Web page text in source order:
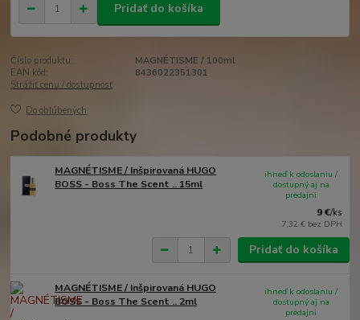
Pridať do košíka
Číslo produktu:
MAGNÉTISME / 100ml
EAN kód:
8436022351301
Strážiť cenu / dostupnosť
Do obľúbených
Podobné produkty
MAGNÉTISME / Inšpirovaná HUGO
BOSS - Boss The Scent .. 15ml
9 €/ks
7,32 € bez DPH
ihneď k odoslaniu /
dostupný aj na
predajni
Pridať do košíka
MAGNÉTISME / Inšpirovaná HUGO
BOSS - Boss The Scent .. 2ml
ihneď k odoslaniu /
dostupný aj na
predajni